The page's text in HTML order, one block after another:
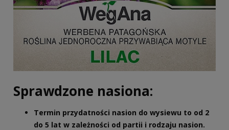
Sprawdzone nasiona:
Termin przydatności nasion do wysiewu to od 2
do 5 lat w zależności od partii i rodzaju nasion.